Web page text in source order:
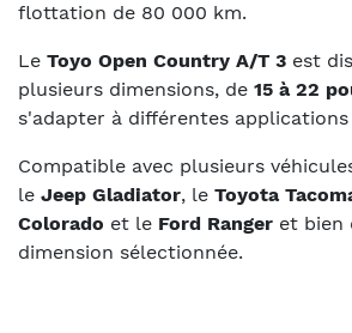
flottation de 80 000 km.
Le Toyo Open Country A/T 3 est
plusieurs dimensions, de 15 à 22
s'adapter à différentes
Compatible avec plusieurs
le Jeep Gladiator, le Toyota
Colorado et le Ford Ranger et bien
dimension sélectionnée.